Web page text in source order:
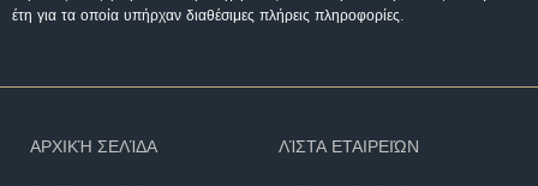
έτη για τα οποία υπήρχαν διαθέσιμες πλήρεις πληροφορίες.
ΑΡΧΙΚΉ ΣΕΛΊΔΑ
ΛΊΣΤΑ ΕΤΑΙΡΕΙΏΝ